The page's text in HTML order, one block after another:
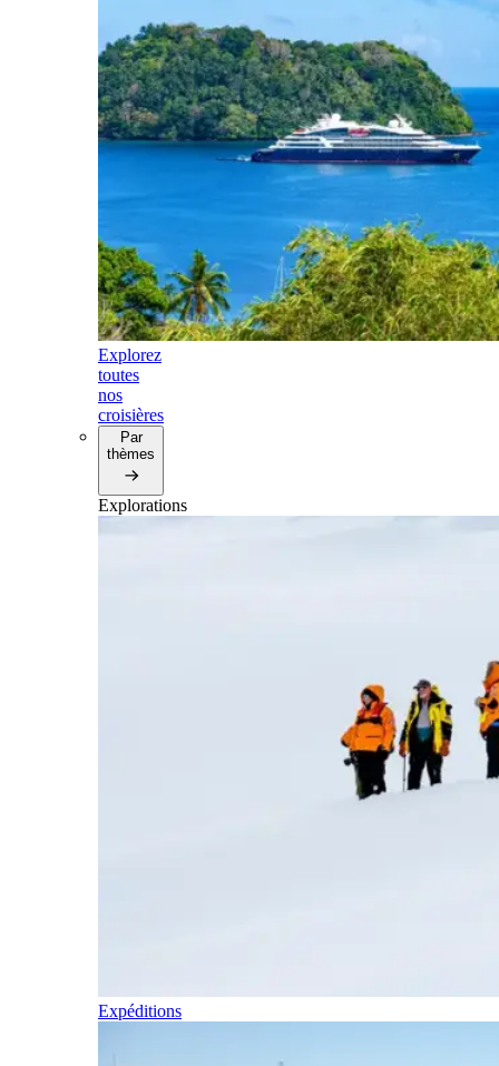
Explorez
toutes
nos
croisières
Par
thèmes
Explorations
Expéditions